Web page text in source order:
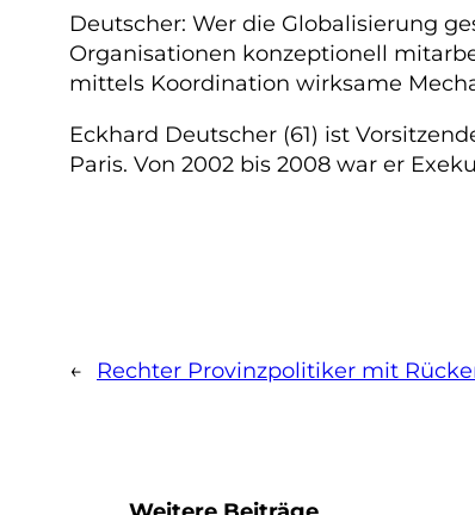
Deutscher: Wer die Globalisierung
Organisationen konzeptionell
mittels Koordination wirksame
Eckhard Deutscher (61) ist
Paris. Von 2002 bis 2008 war er
← Rechter Provinzpolitiker mit